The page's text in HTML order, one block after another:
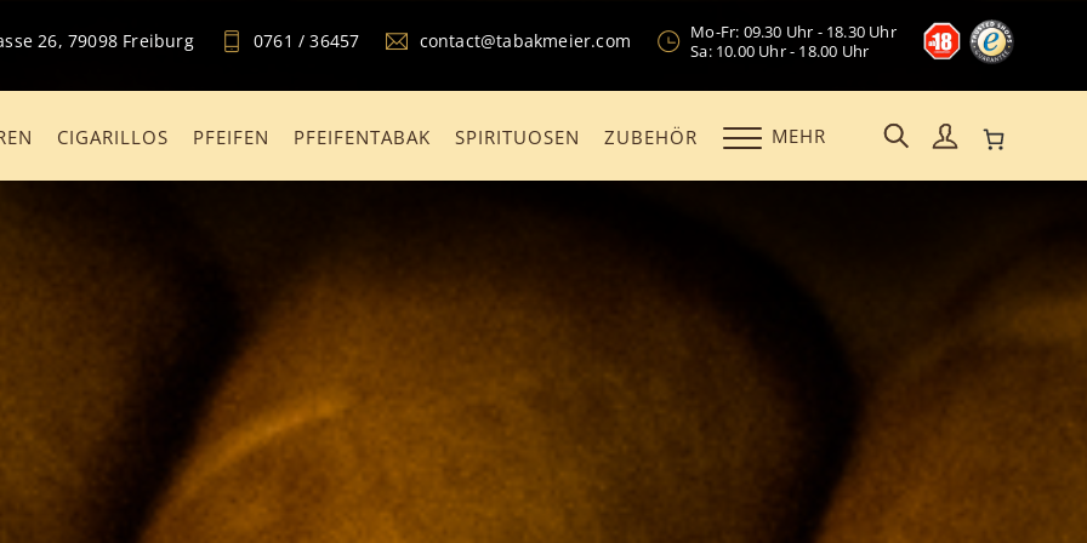
26, 79098 Freiburg 0761 / 36457 contact@tabakmeier.com
Mo-Fr: 09.30 Uhr - 18.30 Uhr
Sa: 10.00 Uhr - 18.00 Uhr
CIGARILLOS PFEIFEN PFEIFENTABAK SPIRITUOSEN ZUBEHÖR MEHR